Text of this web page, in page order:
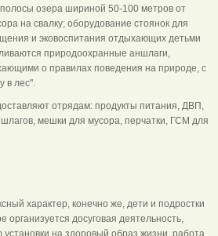
озера шириной 50-100 метров от
на свалку; оборудование стоянок для
и эковоспитания отдыхающих детьми
природоохранные аншлаги,
о правилах поведения на природе, с
в лес".
отрядам: продукты питания, ДВП,
мешки для мусора, перчатки, ГСМ для
характер, конечно же, дети и подростки
организуется досуговая деятельность,
на здоровый образ жизни, работа